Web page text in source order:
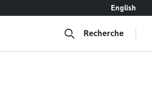
English
Recherche